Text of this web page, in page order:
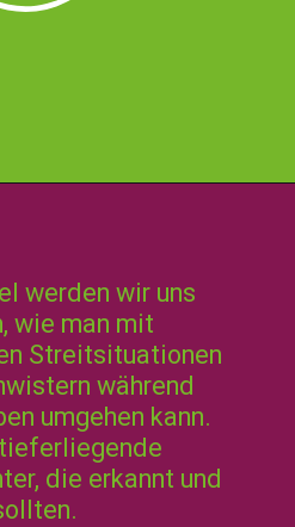
werden wir uns
wie man mit
Streitsituationen
während
umgehen kann.
die erkannt und